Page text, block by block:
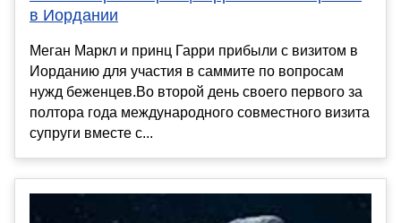
в Иордании
Меган Маркл и принц Гарри прибыли с визитом в
Иорданию для участия в саммите по вопросам
нужд беженцев.Во второй день своего первого за
полтора года международного совместного визита
супруги вместе с...